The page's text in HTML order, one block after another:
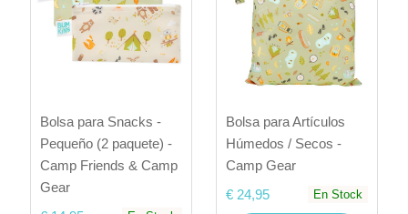
Bolsa para Snacks -
Pequeño (2 paquete) -
Camp Friends & Camp
Gear
Bolsa para Artículos
Húmedos / Secos -
Camp Gear
€ 24,95
En Stock